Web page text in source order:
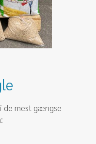
de mest gængse